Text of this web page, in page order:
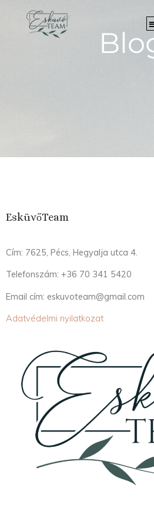
tartalomra
EsküvőTeam
Cím: 7625, Pécs, Hegyalja utca 4.
Telefonszám: +36 70 341 5420
Email cím: eskuvoteam@gmail.com
Adatvédelmi nyilatkozat